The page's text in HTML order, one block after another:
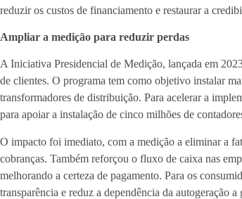
reduzir os custos de financiamento e restaurar a
Ampliar a medição para reduzir perdas
A Iniciativa Presidencial de Medição, lançada em
de clientes. O programa tem como objetivo instalar
transformadores de distribuição. Para acelerar a
para apoiar a instalação de cinco milhões de
O impacto foi imediato, com a medição a eliminar a
cobranças. Também reforçou o fluxo de caixa nas
melhorando a certeza de pagamento. Para os
transparência e reduz a dependência da autogeração